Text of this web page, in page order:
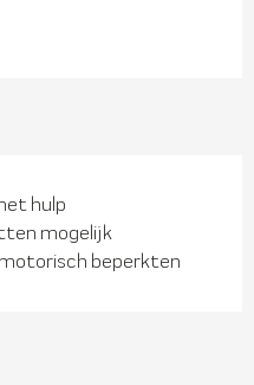
hulp
mogelijk
beperkten